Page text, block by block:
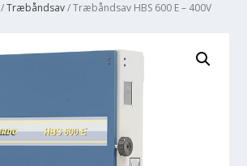
/Træbåndsav/ Træbåndsav HBS 600 E – 400V